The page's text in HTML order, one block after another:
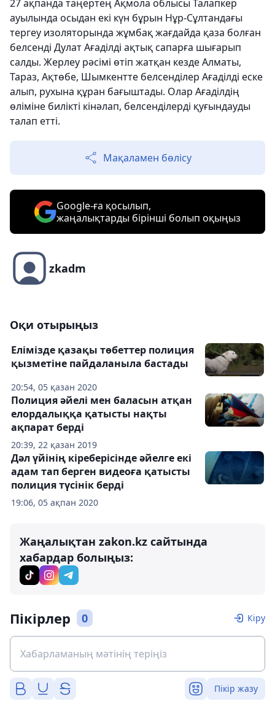
27 ақпанда таңертең Ақмола облысы Талапкер
ауылында осыдан екі күн бұрын Нұр-Сұлтандағы
тергеу изоляторында жұмбақ жағдайда қаза болған
белсенді Дулат Ағаділді ақтық сапарға шығарып
салды. Жерлеу рәсімі өтіп жатқан кезде Алматы,
Тараз, Ақтөбе, Шымкентте белсенділер Ағаділді еске
алып, рухына құран бағыштады. Олар Ағаділдің
өліміне билікті кінәлап, белсенділерді қуғындауды
талап етті.
Мақаламен бөлісу
Google-ға қосылып,
жаңалықтарды бірінші болып оқыңыз
zkadm
Оқи отырыңыз
20:54, 05 қазан 2020
Елімізде қазақы төбеттер полиция
қызметіне пайдаланыла бастады
20:39, 22 қазан 2019
Полиция әйелі мен баласын атқан
елордалыққа қатысты нақты
ақпарат берді
19:06, 05 ақпан 2020
Дәл үйінің кіреберісінде әйелге екі
адам тап берген видеоға қатысты
полиция түсінік берді
Жаңалықтан zakon.kz сайтында
хабардар болыңыз:
Пікірлер 0 Кіру
Пікір жазу